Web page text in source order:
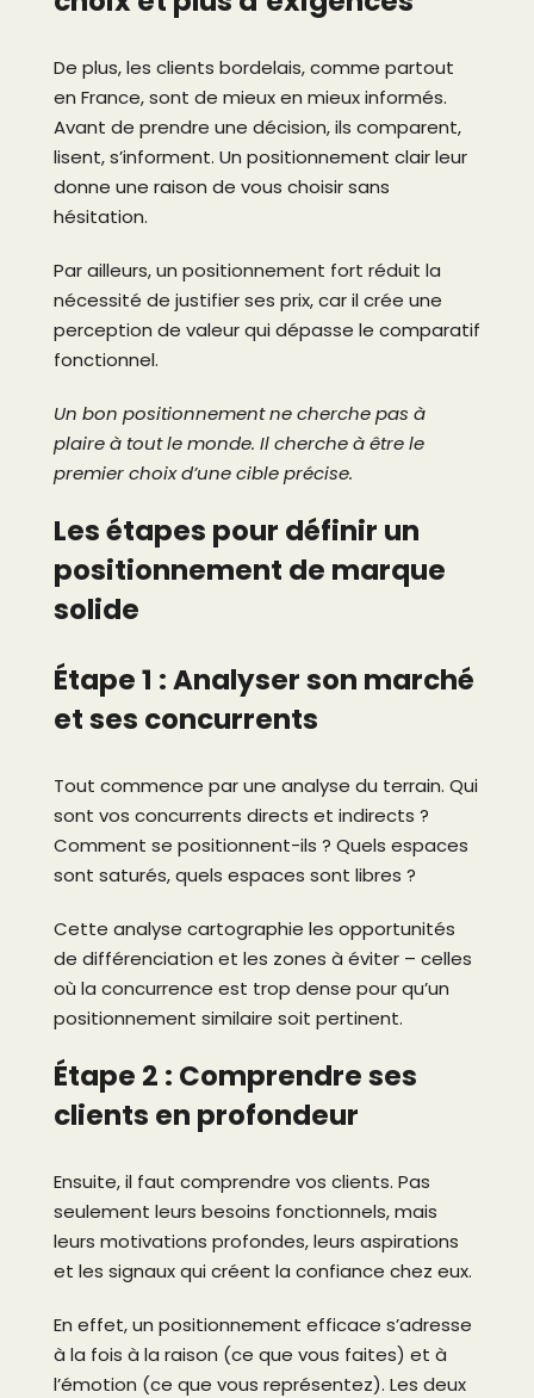
De plus, les clients bordelais, comme partout
en France, sont de mieux en mieux informés.
Avant de prendre une décision, ils comparent,
lisent, s’informent. Un positionnement clair leur
donne une raison de vous choisir sans
hésitation.
Par ailleurs, un positionnement fort réduit la
nécessité de justifier ses prix, car il crée une
perception de valeur qui dépasse le comparatif
fonctionnel.
Un bon positionnement ne cherche pas à
plaire à tout le monde. Il cherche à être le
premier choix d’une cible précise.
Les étapes pour définir un
positionnement de marque
solide
Étape 1 : Analyser son marché
et ses concurrents
Tout commence par une analyse du terrain. Qui
sont vos concurrents directs et indirects ?
Comment se positionnent-ils ? Quels espaces
sont saturés, quels espaces sont libres ?
Cette analyse cartographie les opportunités
de différenciation et les zones à éviter – celles
où la concurrence est trop dense pour qu’un
positionnement similaire soit pertinent.
Étape 2 : Comprendre ses
clients en profondeur
Ensuite, il faut comprendre vos clients. Pas
seulement leurs besoins fonctionnels, mais
leurs motivations profondes, leurs aspirations
et les signaux qui créent la confiance chez eux.
En effet, un positionnement efficace s’adresse
à la fois à la raison (ce que vous faites) et à
l’émotion (ce que vous représentez). Les deux